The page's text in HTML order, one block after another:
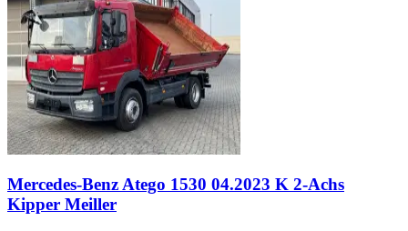
Mercedes-Benz Atego 1530 04.2023 K 2-Achs
Kipper Meiller